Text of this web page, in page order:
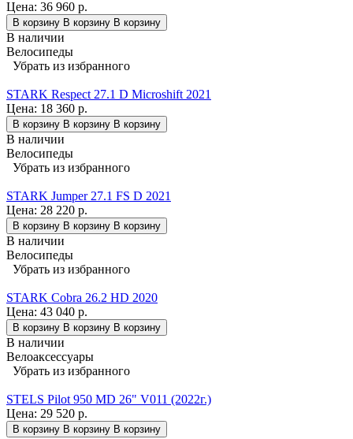
Цена: 36 960 р.
В корзину В корзину В корзину
В наличии
Велосипеды
Убрать из избранного
STARK Respect 27.1 D Microshift 2021
Цена: 18 360 р.
В корзину В корзину В корзину
В наличии
Велосипеды
Убрать из избранного
STARK Jumper 27.1 FS D 2021
Цена: 28 220 р.
В корзину В корзину В корзину
В наличии
Велосипеды
Убрать из избранного
STARK Cobra 26.2 HD 2020
Цена: 43 040 р.
В корзину В корзину В корзину
В наличии
Велоаксессуары
Убрать из избранного
STELS Pilot 950 MD 26" V011 (2022г.)
Цена: 29 520 р.
В корзину В корзину В корзину